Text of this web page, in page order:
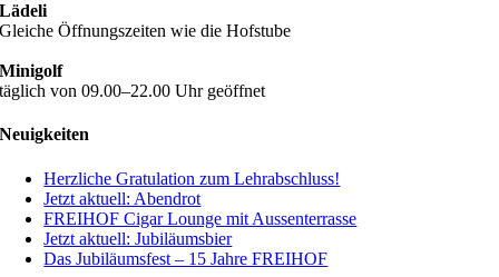
Lädeli
Gleiche Öffnungszeiten wie die Hofstube
Minigolf
täglich von 09.00–22.00 Uhr geöffnet
Neuigkeiten
Herzliche Gratulation zum Lehrabschluss!
Jetzt aktuell: Abendrot
FREIHOF Cigar Lounge mit Aussenterrasse
Jetzt aktuell: Jubiläumsbier
Das Jubiläumsfest – 15 Jahre FREIHOF